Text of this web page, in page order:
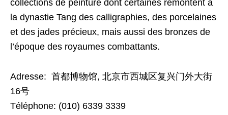
collections de peinture dont certaines remontent à
la dynastie Tang des calligraphies, des porcelaines
et des jades précieux, mais aussi des bronzes de
l’époque des royaumes combattants.
Adresse: 首都博物馆, 北京市西城区复兴门外大街
16号
Téléphone: (010) 6339 3339